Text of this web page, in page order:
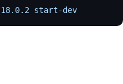
start-dev